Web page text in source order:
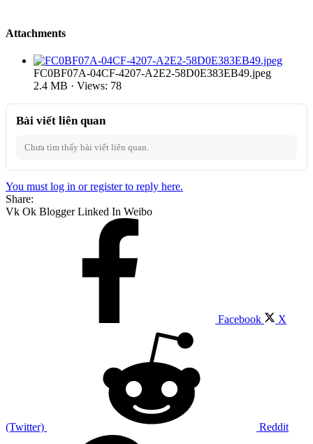
Attachments
FC0BF07A-04CF-4207-A2E2-58D0E383EB49.jpeg
2.4 MB · Views: 78
Bài viết liên quan
Chưa tìm thấy bài viết liên quan.
You must log in or register to reply here.
Share:
Vk Ok Blogger Linked In Weibo
Facebook X
(Twitter) Reddit